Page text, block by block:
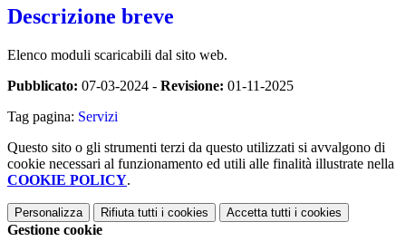
Descrizione breve
Elenco moduli scaricabili dal sito web.
Pubblicato: 07-03-2024 - Revisione: 01-11-2025
Tag pagina: Servizi
Questo sito o gli strumenti terzi da questo utilizzati si avvalgono di
cookie necessari al funzionamento ed utili alle finalità illustrate nella
COOKIE POLICY.
Personalizza Rifiuta tutti i cookies Accetta tutti i cookies
Gestione cookie